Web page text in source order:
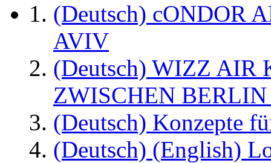
(Deutsch) cONDOR
AVIV
(Deutsch) WIZZ AIR
ZWISCHEN
(Deutsch) Konzepte
(Deutsch) (English)